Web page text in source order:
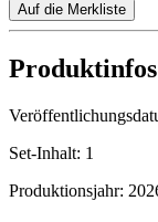
Auf die Merkliste
Produktinfos
Set-Inhalt: 1
Produktionsjahr: